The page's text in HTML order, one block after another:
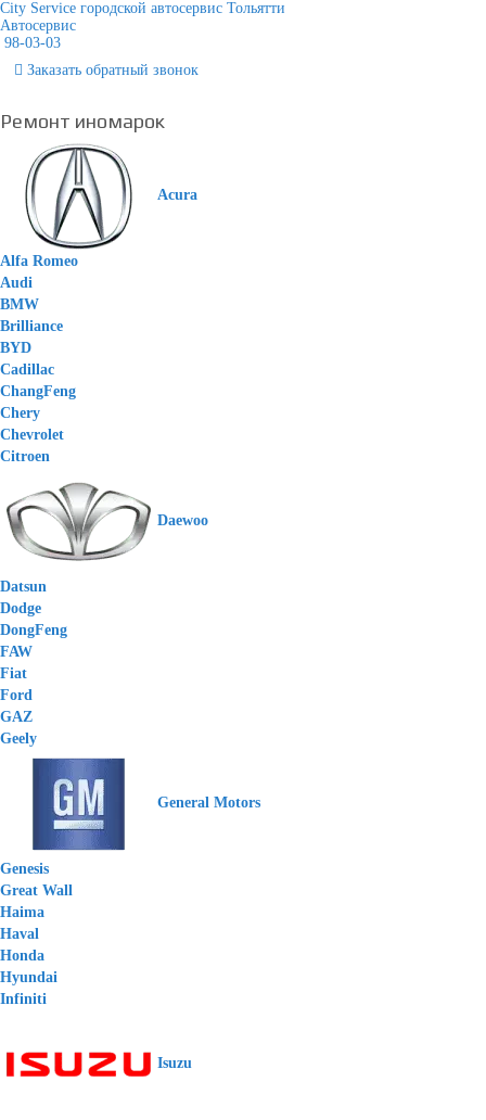
City Service городской автосервис Тольятти
Автосервис
98-03-03
Заказать обратный звонок
Ремонт иномарок
Acura
Alfa Romeo
Audi
BMW
Brilliance
BYD
Cadillac
ChangFeng
Chery
Chevrolet
Citroen
Daewoo
Datsun
Dodge
DongFeng
FAW
Fiat
Ford
GAZ
Geely
General Motors
Genesis
Great Wall
Haima
Haval
Honda
Hyundai
Infiniti
Isuzu